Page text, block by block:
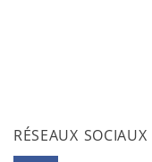
RÉSEAUX SOCIAUX